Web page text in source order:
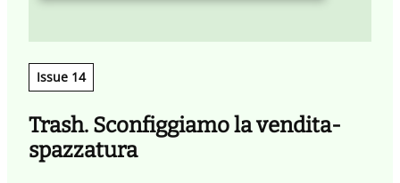
Issue 14
Trash. Sconfiggiamo la vendita-
spazzatura